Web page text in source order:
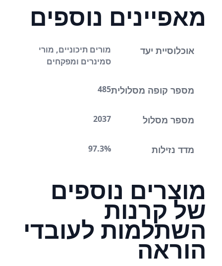
מאפיינים נוספים
אוכלוסיית יעד
מורים תיכוניים, מורי
סמינרים ומפקחים
מספר קופה מסלולית485
מספר מסלול 2037
מדד נזילות 97.3%
מוצרים נוספים
של קרנות
השתלמות לעובדי
הוראה